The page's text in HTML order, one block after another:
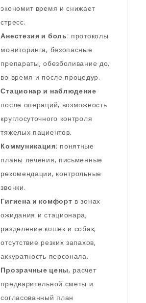
экономит время и снижает
стресс.
Анестезия и боль: протоколы
мониторинга, безопасные
препараты, обезболивание до,
во время и после процедур.
Стационар и наблюдение
после операций, возможность
круглосуточного контроля
тяжелых пациентов.
Коммуникация: понятные
планы лечения, письменные
рекомендации, контрольные
звонки.
Гигиена и комфорт в зонах
ожидания и стационара,
разделение кошек и собак,
отсутствие резких запахов,
аккуратность персонала.
Прозрачные цены, расчет
предварительной сметы и
согласованный план